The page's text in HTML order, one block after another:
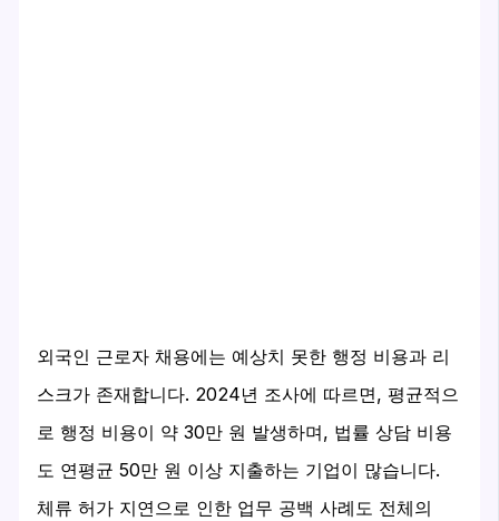
외국인 근로자 채용에는 예상치 못한 행정 비용과 리
스크가 존재합니다. 2024년 조사에 따르면, 평균적으
로 행정 비용이 약 30만 원 발생하며, 법률 상담 비용
도 연평균 50만 원 이상 지출하는 기업이 많습니다.
체류 허가 지연으로 인한 업무 공백 사례도 전체의